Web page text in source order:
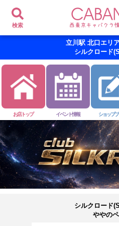
検索
立川駅 北口エリ
シルクロード
お店トップ イベント情報 ショップ
シルクロード
ややの